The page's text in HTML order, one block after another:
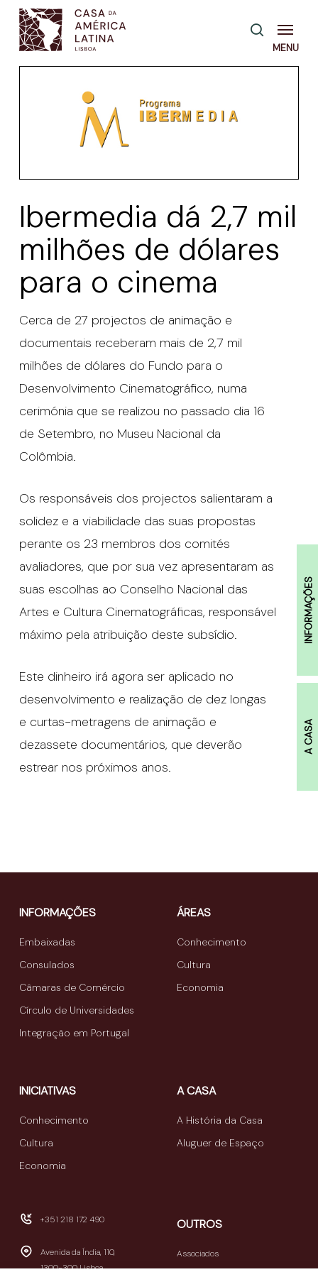
Skip
main
INFORMAÇÕES
A CASA
pesquisa
Menu
Ibermedia dá 2,7 mil
milhões de dólares
para o cinema
Cerca de 27 projectos de animação e
documentais receberam mais de 2,7 mil
milhões de dólares do Fundo para o
Desenvolvimento Cinematográfico, numa
cerimónia que se realizou no passado dia 16
de Setembro, no Museu Nacional da
Colômbia.
Os responsáveis dos projectos salientaram a
solidez e a viabilidade das suas propostas
perante os 23 membros dos comités
avaliadores, que por sua vez apresentaram as
suas escolhas ao Conselho Nacional das
Artes e Cultura Cinematográficas, responsável
máximo pela atribuição deste subsídio.
Este dinheiro irá agora ser aplicado no
desenvolvimento e realização de dez longas
e curtas-metragens de animação e
dezassete documentários, que deverão
estrear nos próximos anos.
INFORMAÇÕES
Embaixadas
Consulados
Câmaras de Comércio
Círculo de Universidades
Integração em Portugal
ÁREAS
Conhecimento
Cultura
Economia
INICIATIVAS
Conhecimento
Cultura
Economia
A CASA
A História da Casa
Aluguer de Espaço
+351 218 172 490
Avenida da Índia, 110,
1300-300 Lisboa
OUTROS
Associados